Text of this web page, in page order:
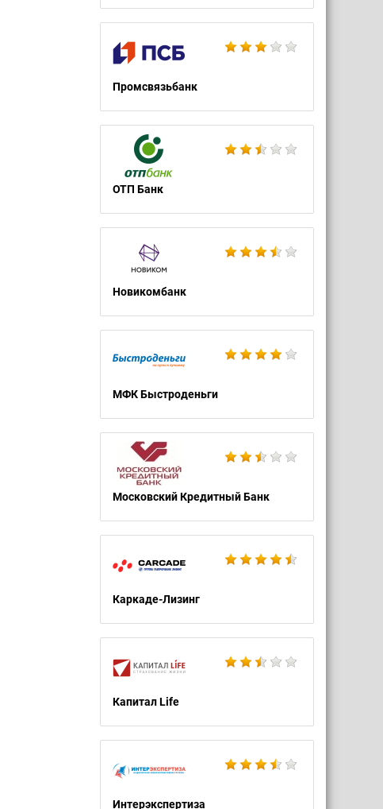
Промсвязьбанк
ОТП Банк
Новикомбанк
МФК Быстроденьги
Московский Кредитный Банк
Каркаде-Лизинг
Капитал Life
Интерэкспертиза